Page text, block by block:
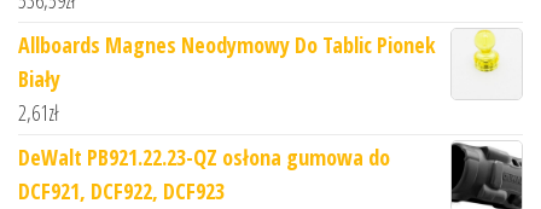
Allboards Magnes Neodymowy Do Tablic Pionek
Biały
2,61zł
DeWalt PB921.22.23-QZ osłona gumowa do
DCF921, DCF922, DCF923